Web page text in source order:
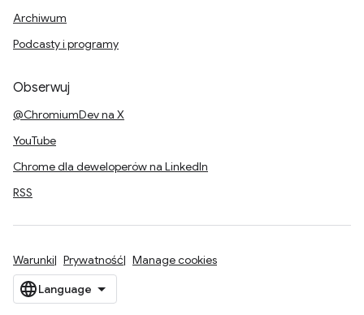
Archiwum
Podcasty i programy
Obserwuj
@ChromiumDev na X
YouTube
Chrome dla deweloperów na LinkedIn
RSS
Warunki Prywatność Manage cookies